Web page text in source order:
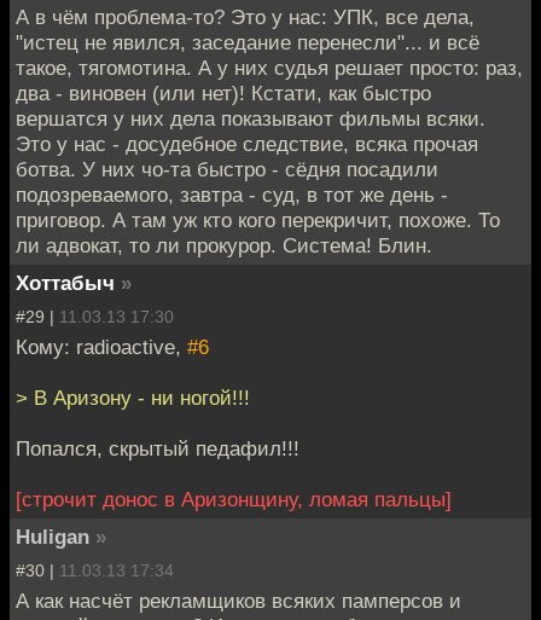
А в чём проблема-то? Это у нас: УПК, все дела,
"истец не явился, заседание перенесли"... и всё
такое, тягомотина. А у них судья решает просто: раз,
два - виновен (или нет)! Кстати, как быстро
вершатся у них дела показывают фильмы всяки.
Это у нас - досудебное следствие, всяка прочая
ботва. У них чо-та быстро - сёдня посадили
подозреваемого, завтра - суд, в тот же день -
приговор. А там уж кто кого перекричит, похоже. То
ли адвокат, то ли прокурор. Система! Блин.
Хоттабыч »
#29 | 11.03.13 17:30
Кому: radioactive, #6
> В Аризону - ни ногой!!!
Попался, скрытый педафил!!!
[строчит донос в Аризонщину, ломая пальцы]
Huligan »
#30 | 11.03.13 17:34
А как насчёт рекламщиков всяких памперсов и